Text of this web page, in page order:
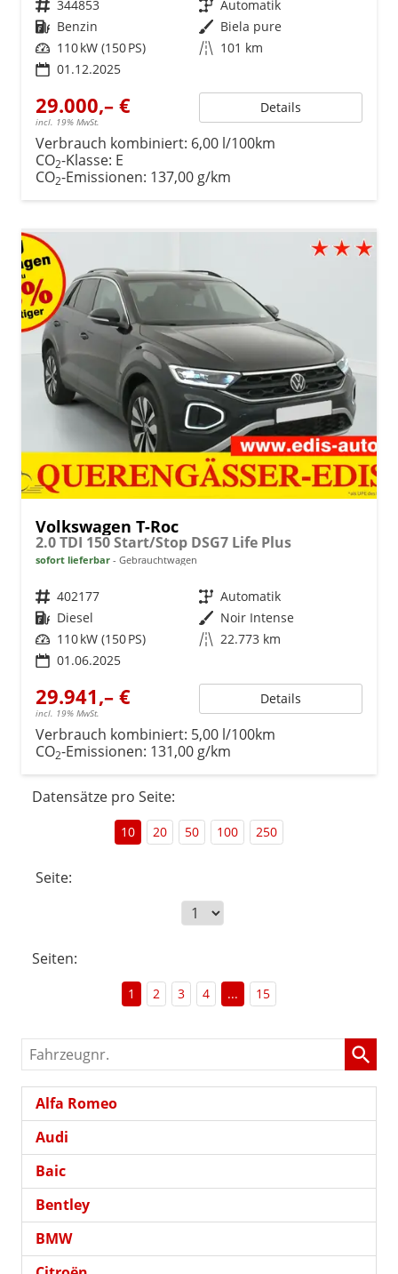
Fahrzeugnr. 344853 Getriebe Automatik
Kraftstoff Benzin Außenfarbe Biela pure
Leistung 110 kW (150 PS) Kilometerstand 101 km
01.12.2025
29.000,– €
incl. 19% MwSt.
Details
Verbrauch kombiniert: 6,00 l/100km
CO2-Klasse: E
CO2-Emissionen: 137,00 g/km
Volkswagen T-Roc
2.0 TDI 150 Start/Stop DSG7 Life Plus
sofort lieferbar Gebrauchtwagen
Fahrzeugnr. 402177 Getriebe Automatik
Kraftstoff Diesel Außenfarbe Noir Intense
Leistung 110 kW (150 PS) Kilometerstand 22.773 km
01.06.2025
29.941,– €
incl. 19% MwSt.
Details
Verbrauch kombiniert: 5,00 l/100km
CO2-Emissionen: 131,00 g/km
Datensätze pro Seite:
10 20 50 100 250
Seite:
Seiten:
1 2 3 4 ... 15
Fahrzeugnr.
Alfa Romeo
Audi
Baic
Bentley
BMW